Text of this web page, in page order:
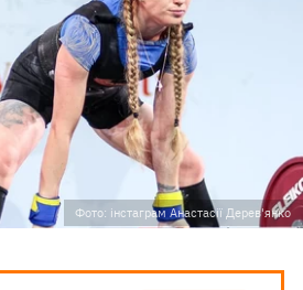
Фото: інстаграм Анастасії Дерев'янко